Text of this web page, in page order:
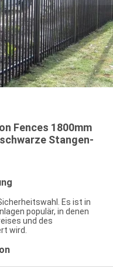
Fences 1800mm
Stangen-
Es ist in
populär, in denen
und des
wird.